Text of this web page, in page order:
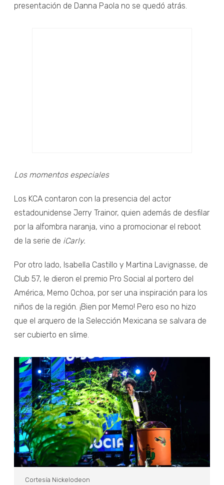
presentación de Danna Paola no se quedó atrás.
Los momentos especiales
Los KCA contaron con la presencia del actor
estadounidense Jerry Trainor, quien además de desfilar
por la alfombra naranja, vino a promocionar el reboot
de la serie de iCarly.
Por otro lado, Isabella Castillo y Martina Lavignasse, de
Club 57, le dieron el premio Pro Social al portero del
América, Memo Ochoa, por ser una inspiración para los
niños de la región. ¡Bien por Memo! Pero eso no hizo
que el arquero de la Selección Mexicana se salvara de
ser cubierto en slime.
Cortesía Nickelodeon